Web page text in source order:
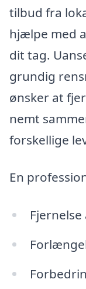
tilbud fra
hjælpe med
dit tag.
grundig
ønsker at
nemt
forskellige
En